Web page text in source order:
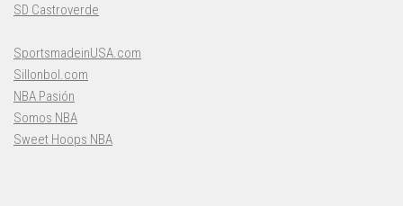
SD Castroverde
SportsmadeinUSA.com
Sillonbol.com
NBA Pasión
Somos NBA
Sweet Hoops NBA